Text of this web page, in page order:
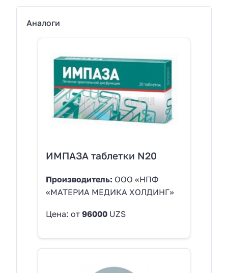
Аналоги
ИМПАЗА таблетки N20
Производитель: ООО «НПФ
«МАТЕРИА МЕДИКА ХОЛДИНГ»
Цена: от 96000 UZS